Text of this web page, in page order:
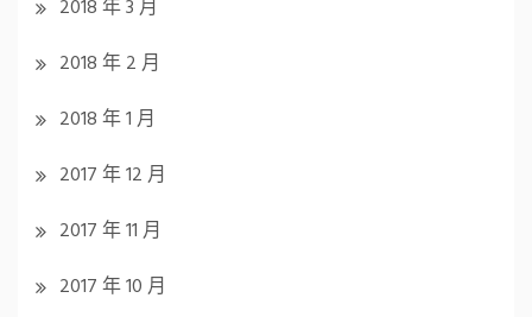
2018 年 3 月
2018 年 2 月
2018 年 1 月
2017 年 12 月
2017 年 11 月
2017 年 10 月